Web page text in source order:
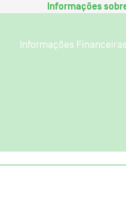
Informações
Informações Financeiras